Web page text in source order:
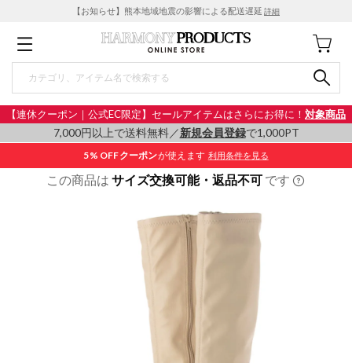
【お知らせ】熊本地域地震の影響による配送遅延 詳細
【連休クーポン｜公式EC限定】セールアイテムはさらにお得に！ 対象商品
7,000円以上で送料無料／新規会員登録で1,000PT
5% OFFクーポンが使えます 利用条件を見る
この商品は サイズ交換可能・返品不可 です